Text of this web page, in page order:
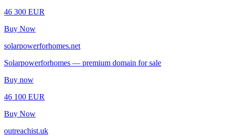
46 300 EUR
Buy Now
solarpowerforhomes.net
Solarpowerforhomes — premium domain for sale
Buy now
46 100 EUR
Buy Now
outreachist.uk